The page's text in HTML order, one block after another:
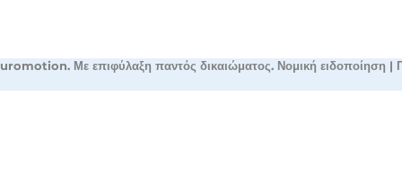
Με επιφύλαξη παντός δικαιώματος. Νομική ειδοποίηση |